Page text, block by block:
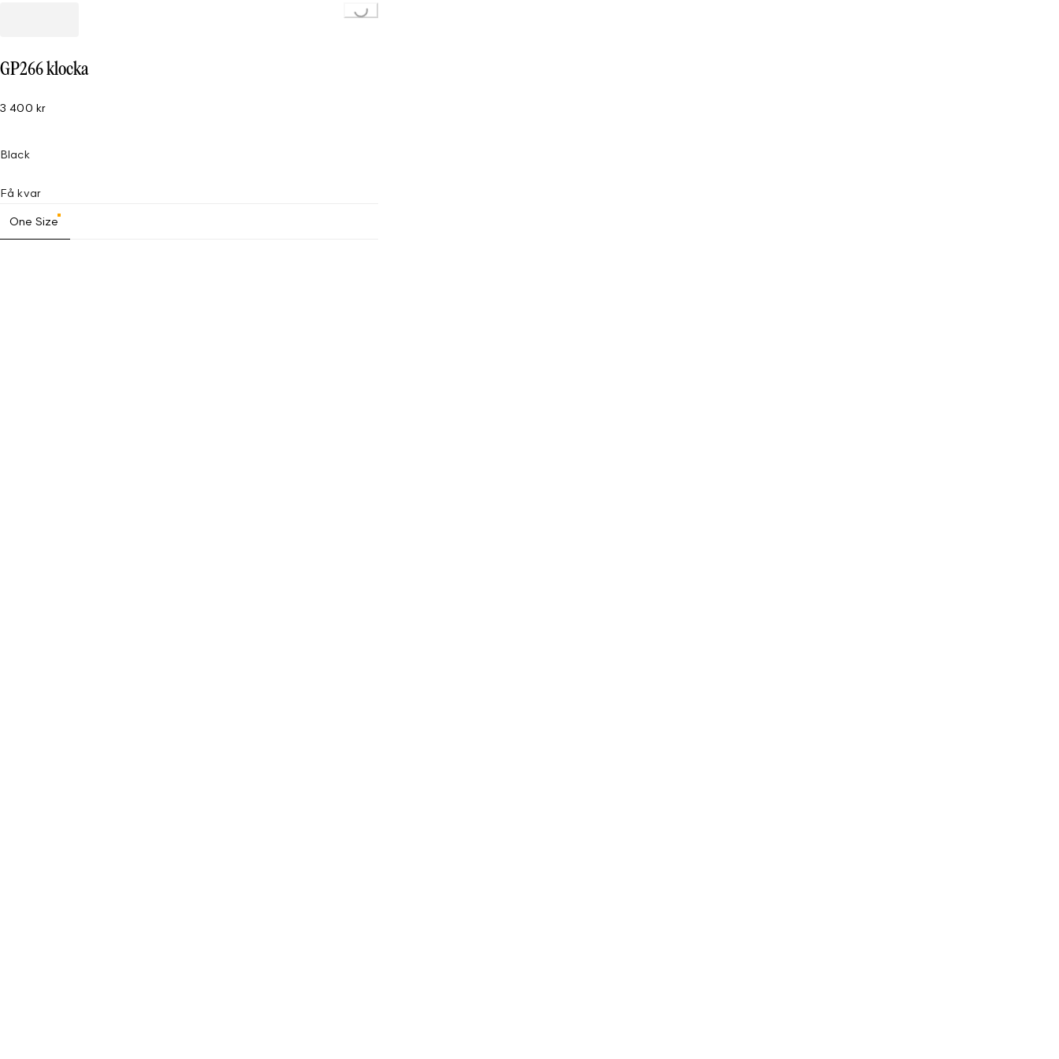
GP266 klocka
3 400 kr
Black
Få kvar
One Size